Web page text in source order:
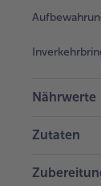
Nährwerte
Zutaten